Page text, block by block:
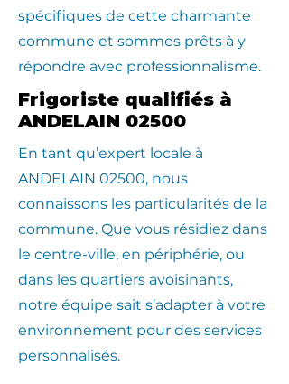
spécifiques de cette charmante
commune et sommes prêts à y
répondre avec professionnalisme.
Frigoriste qualifiés à
ANDELAIN 02500
En tant qu’expert locale à
ANDELAIN 02500, nous
connaissons les particularités de la
commune. Que vous résidiez dans
le centre-ville, en périphérie, ou
dans les quartiers avoisinants,
notre équipe sait s’adapter à votre
environnement pour des services
personnalisés.